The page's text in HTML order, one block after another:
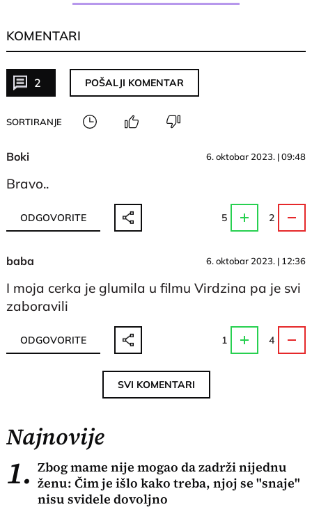
KOMENTARI
2 POŠALJI KOMENTAR
SORTIRANJE
Boki 6. oktobar 2023. | 09:48
Bravo..
ODGOVORITE 5 2
baba 6. oktobar 2023. | 12:36
I moja cerka je glumila u filmu Virdzina pa je svi
zaboravili
ODGOVORITE 1 4
SVI KOMENTARI
Najnovije
1. Zbog mame nije mogao da zadrži nijednu
ženu: Čim je išlo kako treba, njoj se "snaje"
nisu svidele dovoljno